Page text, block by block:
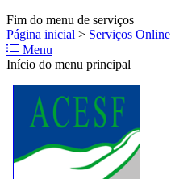
Fim do menu de serviços
Página inicial > Serviços Online
Menu
Início do menu principal